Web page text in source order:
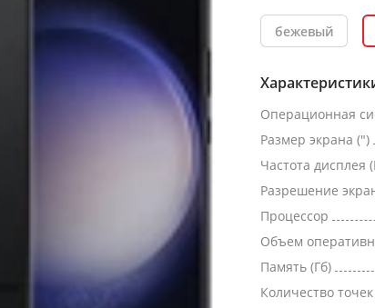
бежевый
Операционная
Размер экрана (")
Частота дисплея
Разрешение
Процессор
Объем
Память (Гб)
Количество